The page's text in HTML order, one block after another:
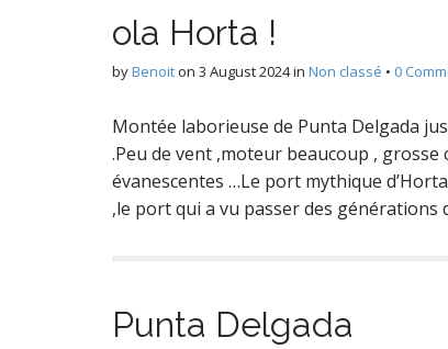
ola Horta !
byBenoiton 3 August 2024in Non classé • 0
Montée laborieuse de Punta Delgada
.Peu de vent ,moteur beaucoup , grosse
évanescentes …Le port mythique
,le port qui a vu passer des
Punta Delgada